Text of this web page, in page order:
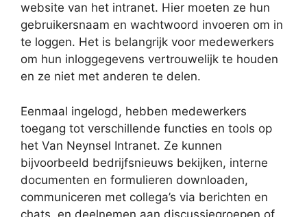
website van het intranet. Hier moeten ze hun
gebruikersnaam en wachtwoord invoeren om in
te loggen. Het is belangrijk voor medewerkers
om hun inloggegevens vertrouwelijk te houden
en ze niet met anderen te delen.
Eenmaal ingelogd, hebben medewerkers
toegang tot verschillende functies en tools op
het Van Neynsel Intranet. Ze kunnen
bijvoorbeeld bedrijfsnieuws bekijken, interne
documenten en formulieren downloaden,
communiceren met collega’s via berichten en
chats, en deelnemen aan discussiegroepen of